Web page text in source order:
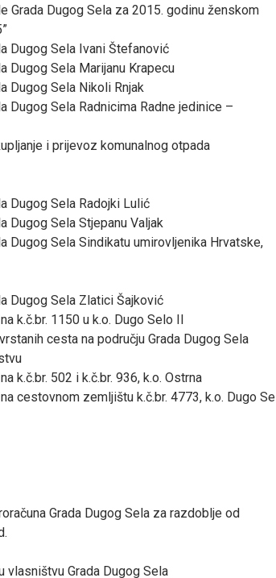
Grada Dugog Sela za 2015. godinu ženskom
Dugog Sela Ivani Štefanović
Dugog Sela Marijanu Krapecu
Dugog Sela Nikoli Rnjak
Dugog Sela Radnicima Radne jedinice –
i prijevoz komunalnog otpada
Dugog Sela Radojki Lulić
Dugog Sela Stjepanu Valjak
Dugog Sela Sindikatu umirovljenika Hrvatske,
Dugog Sela Zlatici Šajković
k.č.br. 1150 u k.o. Dugo Selo II
cesta na području Grada Dugog Sela
k.č.br. 502 i k.č.br. 936, k.o. Ostrna
cestovnom zemljištu k.č.br. 4773, k.o. Dugo
Grada Dugog Sela za razdoblje od
vlasništvu Grada Dugog Sela